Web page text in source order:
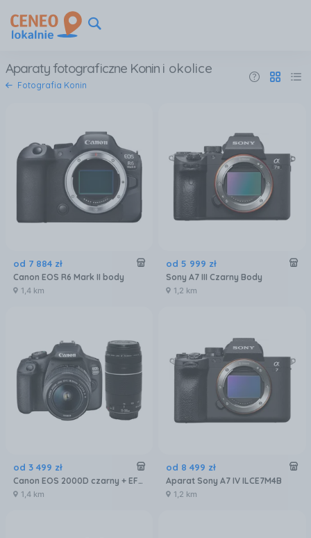
Aparaty fotograficzne Konin i okolice
Fotografia Konin
od 7 884 zł
Canon EOS R6 Mark II body
1,4 km
od 5 999 zł
Sony A7 III Czarny Body
1,2 km
od 3 499 zł
Canon EOS 2000D czarny + EF-S 18-55mm IS II + EF 75-300mm III
1,4 km
od 8 499 zł
Aparat Sony A7 IV ILCE7M4B
1,2 km